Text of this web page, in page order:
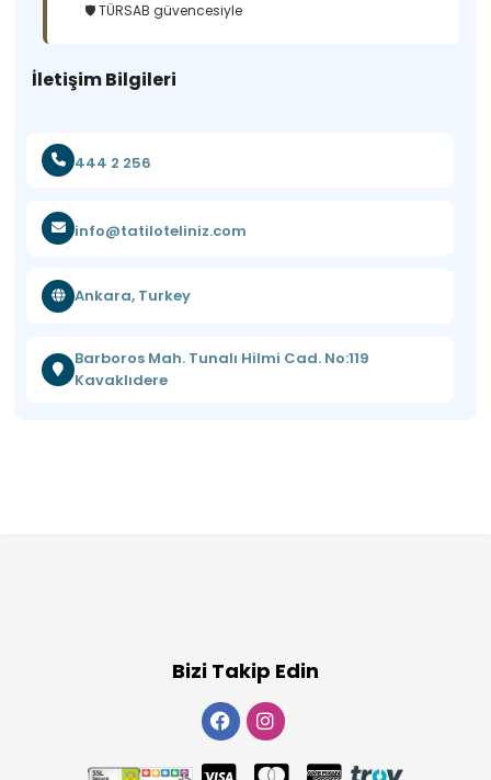
🛡️ TÜRSAB güvencesiyle
İletişim Bilgileri
444 2 256
info@tatiloteliniz.com
Ankara, Turkey
Barboros Mah. Tunalı Hilmi Cad. No:119
Kavaklıdere
Bizi Takip Edin